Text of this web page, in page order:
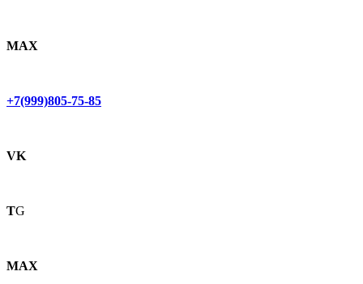
MAX
+7(999)805-75-85
VK
TG
MAX